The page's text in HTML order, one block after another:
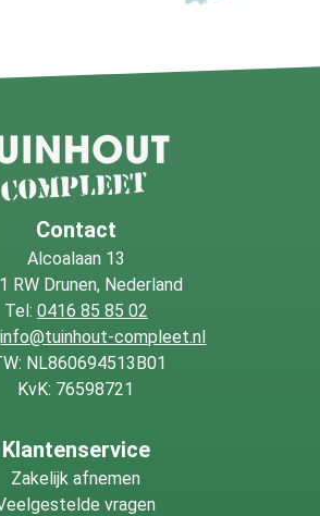
Contact
Alcoalaan 13
RW Drunen, Nederland
Tel: 0416 85 85 02
info@tuinhout-compleet.nl
NL860694513B01
KvK: 76598721
Klantenservice
Zakelijk afnemen
vragen